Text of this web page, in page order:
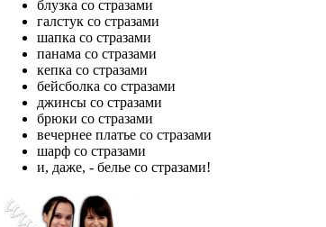
блузка со стразами
галстук со стразами
шапка со стразами
панама со стразами
кепка со стразами
бейсболка со стразами
джинсы со стразами
брюки со стразами
вечернее платье со стразами
шарф со стразами
и, даже, - белье со стразами!